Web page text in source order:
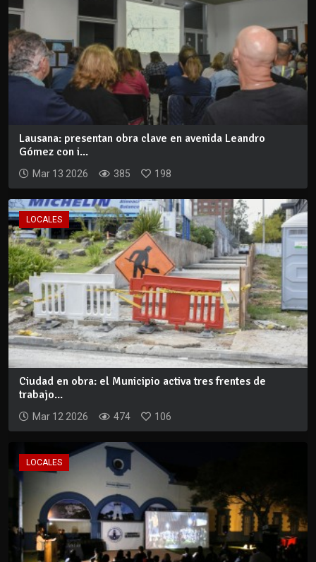
Lausana: presentan obra clave en avenida Leandro
Gómez con i...
Mar 13 2026 385 198
LOCALES
Ciudad en obra: el Municipio activa tres frentes de
trabajo...
Mar 12 2026 474 106
LOCALES